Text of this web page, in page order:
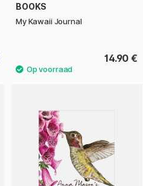
BOOKS
My Kawaii Journal
14.90 €